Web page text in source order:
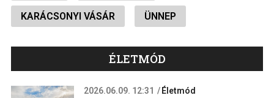
KARÁCSONYI VÁSÁR ÜNNEP
ÉLETMÓD
2026.06.09. 12:31 Életmód